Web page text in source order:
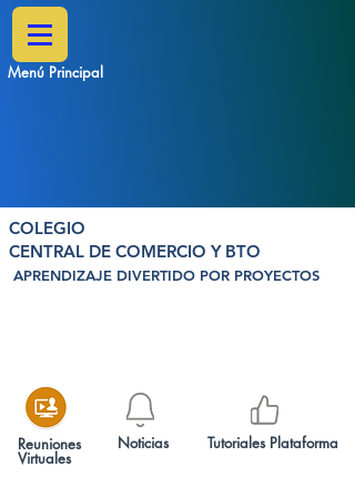
Menú Principal
Tutoriales Plataforma
Noticias
Reuniones
Virtuales
COLEGIO
CENTRAL DE COMERCIO Y BTO
APRENDIZAJE DIVERTIDO POR PROYECTOS